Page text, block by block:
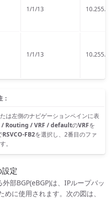
1/1/13
1/1/13
：
は左側のナビゲーションペインに表
Routing / VRF / defaultのVRFを
RSVCO-FB2を選択し、2番目のファ
。
定
部BGP(eBGP)は、IPループバッ
めに使用されます。次の図は、